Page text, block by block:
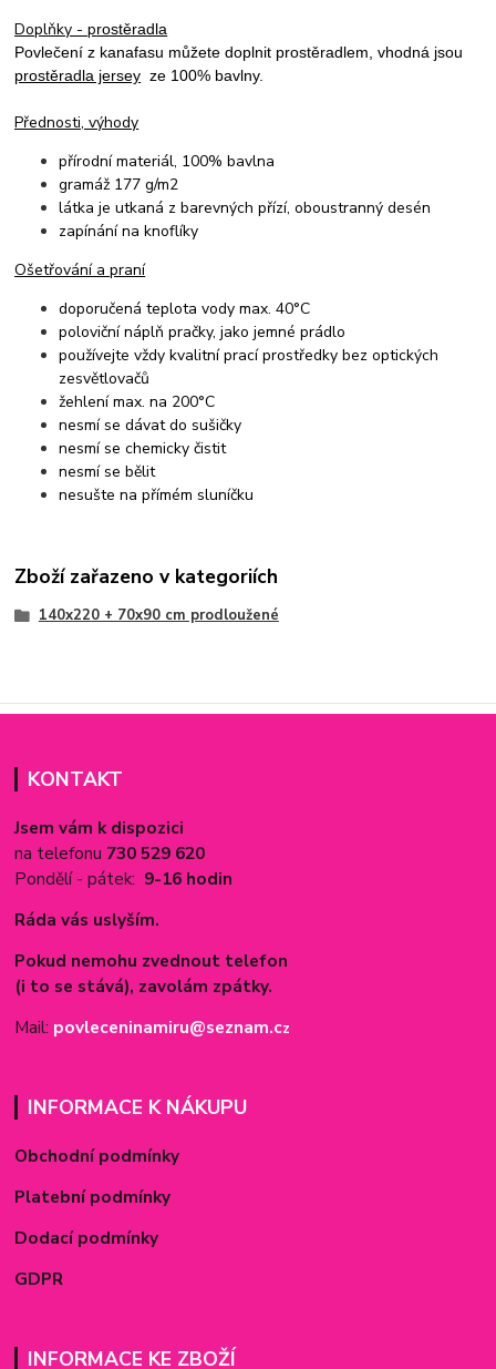
Doplňky - prostěradla
Povlečení z kanafasu můžete doplnit prostěradlem, vhodná jsou
prostěradla jersey ze 100% bavlny.
Přednosti, výhody
přírodní materiál, 100% bavlna
gramáž 177 g/m2
látka je utkaná z barevných přízí,oboustranný desén
zapínání na knoflíky
Ošetřování a praní
doporučená teplota vody max. 40°C
poloviční náplň pračky, jako jemné prádlo
používejte vždy kvalitní prací prostředky bez optických
zesvětlovačů
žehlení max. na 200°C
nesmí se dávat do sušičky
nesmí se chemicky čistit
nesmí se bělit
nesušte na přímém sluníčku
Zboží zařazeno v kategoriích
140x220 + 70x90 cm prodloužené
KONTAKT
Jsem vám k dispozici
na telefonu 730 529 620
Pondělí - pátek: 9-16 hodin
Ráda vás uslyším.
Pokud nemohu zvednout telefon
(i to se stává), zavolám zpátky.
Mail: povleceninamiru@seznam.cz
INFORMACE K NÁKUPU
Obchodní podmínky
Platební podmínky
Dodací podmínky
GDPR
INFORMACE KE ZBOŽÍ